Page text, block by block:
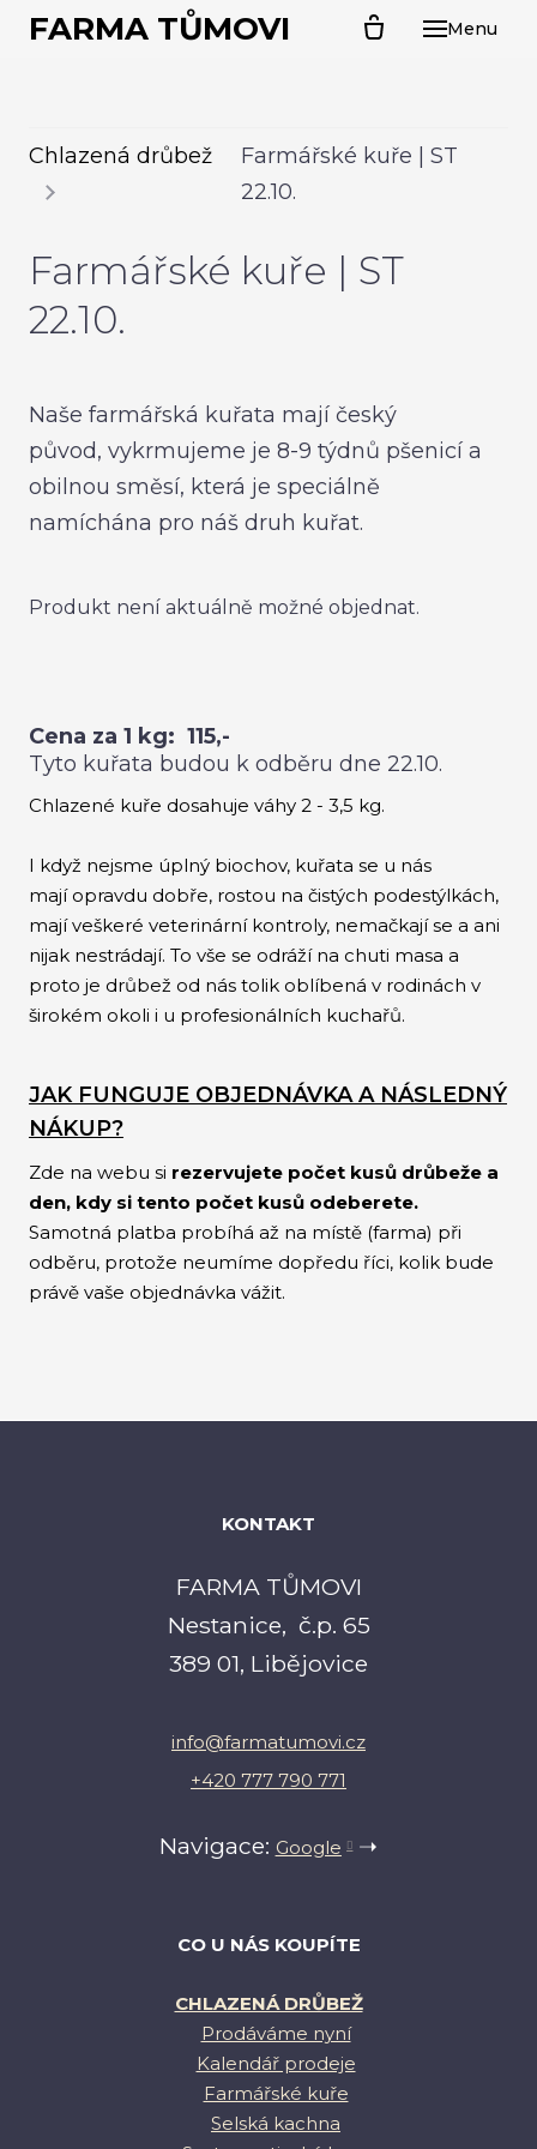
Menu
FARMA TŮMOVI
Chlazená drůbež
Farmářské kuře | ST
22.10.
Farmářské kuře | ST
22.10.
Naše farmářská kuřata mají český
původ, vykrmujeme je 8-9 týdnů pšenicí a
obilnou směsí, která je speciálně
namíchána pro náš druh kuřat.
Produkt není aktuálně možné objednat.
Cena za 1 kg: 115,-
Tyto kuřata budou k odběru dne 22.10.
Chlazené kuře dosahuje váhy 2 - 3,5 kg.
I když nejsme úplný biochov, kuřata se u nás
mají opravdu dobře, rostou na čistých podestýlkách,
mají veškeré veterinární kontroly, nemačkají se a ani
nijak nestrádají. To vše se odráží na chuti masa a
proto je drůbež od nás tolik oblíbená v rodinách v
širokém okoli i u profesionálních kuchařů.
JAK FUNGUJE OBJEDNÁVKA A NÁSLEDNÝ
NÁKUP?
Zde na webu si rezervujete počet kusů drůbeže a
den, kdy si tento počet kusů odeberete.
Samotná platba probíhá až na místě (farma) při
odběru, protože neumíme dopředu říci, kolik bude
právě vaše objednávka vážit.
KONTAKT
FARMA TŮMOVI
Nestanice, č.p. 65
389 01, Libějovice
info@farmatumovi.cz
+420 777 790 771
Navigace: Google ➝
CO U NÁS KOUPÍTE
CHLAZENÁ DRŮBEŽ
Prodáváme nyní
Kalendář prodeje
Farmářské kuře
Selská kachna